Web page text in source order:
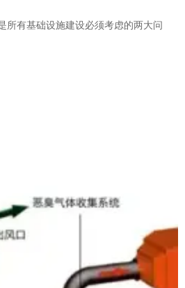
所有基础设施建设必须考虑的两大问